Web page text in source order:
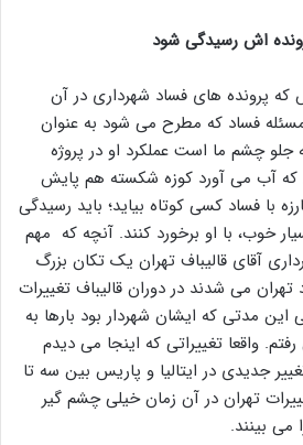
اش رسیدگی شود
پرونده های فساد شهرداری در آن
فساد که مطرح می شود به عنوان
چشم ما است عملکرد او در پروژه
آب می آورد کوزه شکسته هم پایش
با فساد کسی کوتاه بیاید؛ باید رسیدگی
خوب، با او برخورد کنند. آنچه که مهم
آقای قالیباف تهران یک تکان بزرگ
می شدند در دوران قالیباف تغییرات
مدتی که ایشان شهردار بود بارها به
واقعا تغییراتی که اینجا می دیدم
جدیدی در ایتالیا و پاریس بین سه تا
تهران در آن زمان خیلی چشم گیر
می بینند.